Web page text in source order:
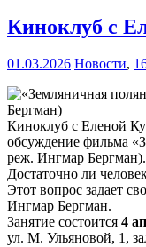
Киноклуб с
01.03.2026 Новости,
Киноклуб с Еленой
обсуждение фильма
реж. Ингмар Бергман).
Достаточно ли
Этот вопрос задает
Ингмар Бергман.
Занятие состоится 4
ул. М. Ульяновой, 1,